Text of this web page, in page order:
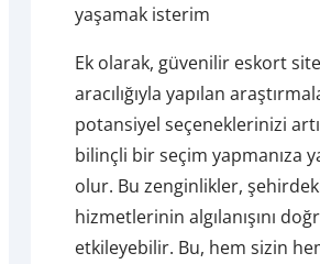
yaşamak isterim
Ek olarak, güvenilir eskort
aracılığıyla yapılan
potansiyel seçeneklerinizi
bilinçli bir seçim yapmanıza
olur. Bu zenginlikler,
hizmetlerinin algılanışını
etkileyebilir. Bu, hem sizin